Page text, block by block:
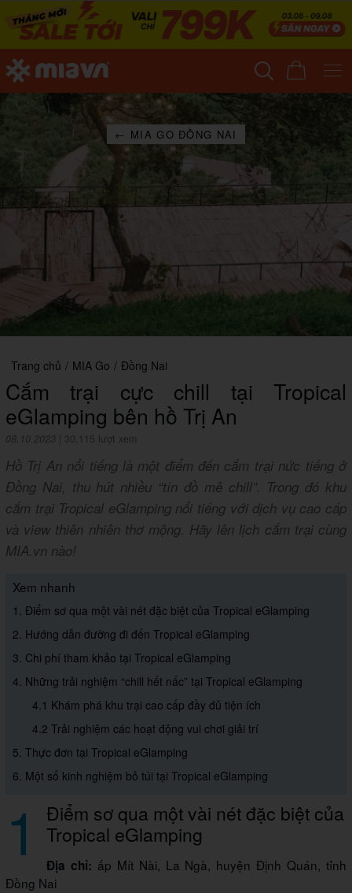
← MIA GO ĐỒNG NAI
Trang chủ / MIA Go / Đồng Nai
Cắm trại cực chill tại Tropical
eGlamping bên hồ Trị An
08.10.2023 30,115 lượt xem
Hồ Trị An nổi tiếng là một điểm đến cắm trại nức tiếng ở
Đồng Nai, thu hút nhiều “tín đồ mê chill”. Trong đó khu
cắm trại Tropical eGlamping nổi tiếng với dịch vụ cao cấp
và view thiên nhiên thơ mộng. Hãy lên lịch cắm trại cùng
MIA.vn nào!
Xem nhanh
1. Điểm sơ qua một vài nét đặc biệt của Tropical eGlamping
2. Hướng dẫn đường đi đến Tropical eGlamping
3. Chi phí tham khảo tại Tropical eGlamping
4. Những trải nghiệm “chill hết nấc” tại Tropical eGlamping
4.1 Khám phá khu trại cao cấp đầy đủ tiện ích
4.2 Trải nghiệm các hoạt động vui chơi giải trí
5. Thực đơn tại Tropical eGlamping
6. Một số kinh nghiệm bỏ túi tại Tropical eGlamping
1 Điểm sơ qua một vài nét đặc biệt của
Tropical eGlamping
Địa chỉ: ấp Mít Nài, La Ngà, huyện Định Quán, tỉnh
Đồng Nai